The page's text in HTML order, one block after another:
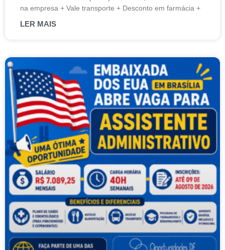
na empresa + Vale transporte + Desconto em farmácia +
LER MAIS